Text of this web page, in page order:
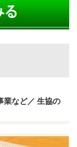
業など／ 生協の